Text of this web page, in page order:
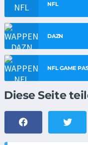
NFL
DAZN
NFL GAME
Diese Seite